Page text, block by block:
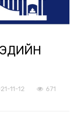
11-12 671